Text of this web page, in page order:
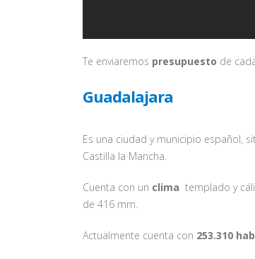
Te enviaremos presupuesto de
Guadalajara
Es una ciudad y municipio español,
Castilla la Mancha.
Cuenta con un clima templado y
de 416 mm.
Actualmente cuenta con 253.310